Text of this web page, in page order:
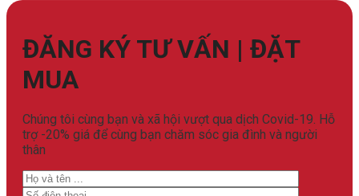
ĐĂNG KÝ TƯ VẤN | ĐẶT
MUA
Chúng tôi cùng bạn và xã hội vượt qua dịch Covid-19. Hỗ
trợ -20% giá để cùng bạn chăm sóc gia đình và người
thân